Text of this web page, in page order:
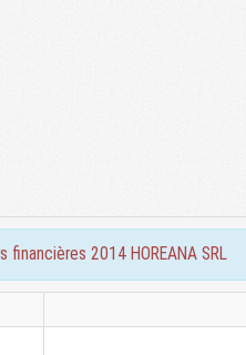
financières 2014 HOREANA SRL